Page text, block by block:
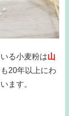
る小麦粉は山
20年以上にわ
ます。